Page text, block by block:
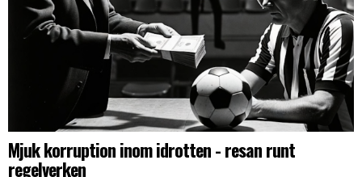
Mjuk korruption inom idrotten - resan runt
regelverken